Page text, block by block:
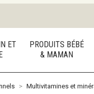
ET
PRODUITS BÉBÉ
& MAMAN
Multivitamines et